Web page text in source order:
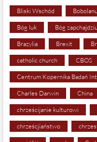
Bliski Wschód
Bóg luk Bóg
Brazylia Brexit
catholic church CBOS
Centrum Kopernika Badań
Charles Darwin China
chrześcijanie kulturowi
chrześcjiaństwo